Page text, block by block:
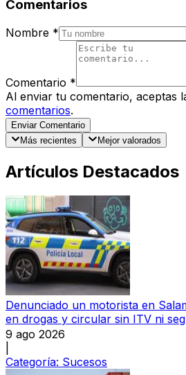
Comentarios
Nombre *
Comentario *
Al enviar tu comentario, aceptas
comentarios.
Enviar Comentario
Más recientes
Mejor valorados
Artículos Destacados
Denunciado un motorista en
en drogas y circular sin ITV ni
9 ago 2026
Categoría: Sucesos